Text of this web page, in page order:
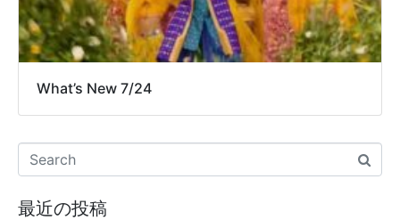
What’s New 7/24
最近の投稿